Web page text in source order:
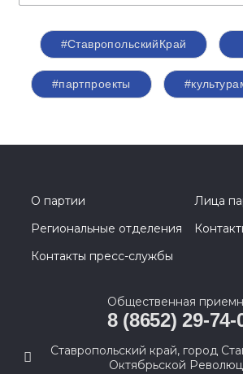
#СтавропольскийКрай
#партпроекты
О партии
Лица
Региональные отделения
Контакты пресс-службы
Общественная
8 (8652) 29-74-
Ставропольский край, город
Октябрьской